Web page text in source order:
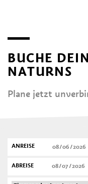
BUCHE
NATURNS
Plane jetzt
ANREISE
ABREISE